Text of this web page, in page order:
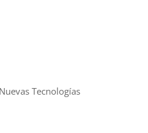
Tecnologías